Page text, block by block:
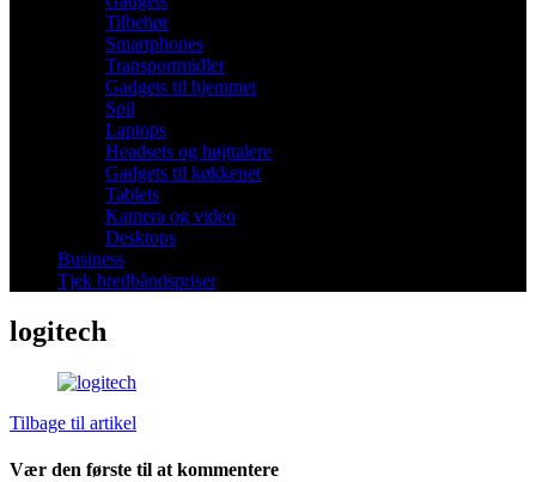
Tilbehør
Smartphones
Transportmidler
Gadgets til hjemmet
Spil
Laptops
Headsets og højttalere
Gadgets til køkkenet
Tablets
Kamera og video
Desktops
Business
Tjek bredbåndspriser
logitech
Tilbage til artikel
Vær den første til at kommentere